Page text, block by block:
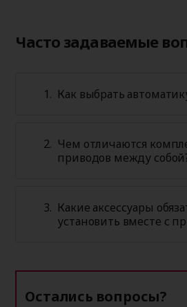
Часто задаваемые
Как выбрать
Чем отличаются
приводов между
Какие аксессуары
установить вместе с
Остались вопросы?